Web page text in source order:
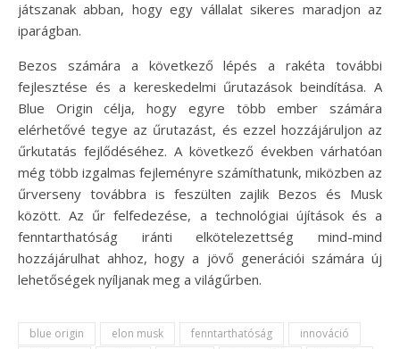
játszanak abban, hogy egy vállalat sikeres maradjon az
iparágban.
Bezos számára a következő lépés a rakéta további
fejlesztése és a kereskedelmi űrutazások beindítása. A
Blue Origin célja, hogy egyre több ember számára
elérhetővé tegye az űrutazást, és ezzel hozzájáruljon az
űrkutatás fejlődéséhez. A következő években várhatóan
még több izgalmas fejleményre számíthatunk, miközben az
űrverseny továbbra is feszülten zajlik Bezos és Musk
között. Az űr felfedezése, a technológiai újítások és a
fenntarthatóság iránti elkötelezettség mind-mind
hozzájárulhat ahhoz, hogy a jövő generációi számára új
lehetőségek nyíljanak meg a világűrben.
blue origin elon musk fenntarthatóság
innováció